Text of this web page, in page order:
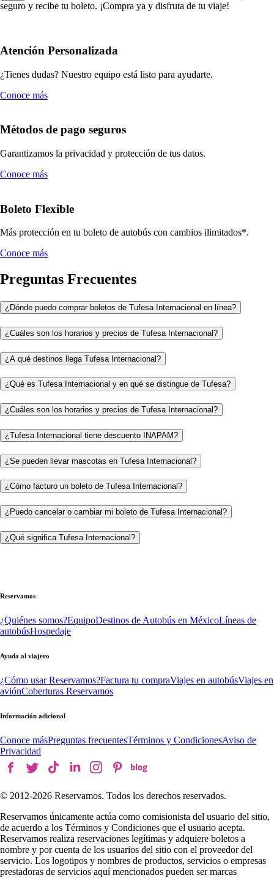
seguro y recibe tu boleto. ¡Compra ya y disfruta de tu viaje!
Atención Personalizada
¿Tienes dudas? Nuestro equipo está listo para ayudarte.
Conoce más
Métodos de pago seguros
Garantizamos la privacidad y protección de tus datos.
Conoce más
Boleto Flexible
Más protección en tu boleto de autobús con cambios ilimitados*.
Conoce más
Preguntas Frecuentes
¿Dónde puedo comprar boletos de Tufesa Internacional en línea?
¿Cuáles son los horarios y precios de Tufesa Internacional?
¿A qué destinos llega Tufesa Internacional?
¿Qué es Tufesa Internacional y en qué se distingue de Tufesa?
¿Cuáles son los horarios y precios de Tufesa Internacional?
¿Tufesa Internacional tiene descuento INAPAM?
¿Se pueden llevar mascotas en Tufesa Internacional?
¿Cómo facturo un boleto de Tufesa Internacional?
¿Puedo cancelar o cambiar mi boleto de Tufesa Internacional?
¿Qué significa Tufesa Internacional?
Reservamos
¿Quiénes somos?EquipoDestinos de Autobús en MéxicoLíneas de
autobúsHospedaje
Ayuda al viajero
¿Cómo usar Reservamos?Factura tu compraViajes en autobúsViajes en
aviónCoberturas Reservamos
Información adicional
Conoce másPreguntas frecuentesTérminos y CondicionesAviso de
Privacidad
© 2012-2026 Reservamos. Todos los derechos reservados.
Reservamos únicamente actúa como comisionista del usuario del sitio,
de acuerdo a los Términos y Condiciones que el usuario acepta.
Reservamos realiza reservaciones legítimas y adquiere boletos a
nombre y por cuenta de los usuarios del sitio con el proveedor del
servicio. Los logotipos y nombres de productos, servicios o empresas
prestadoras de servicios aquí mencionados pueden ser marcas